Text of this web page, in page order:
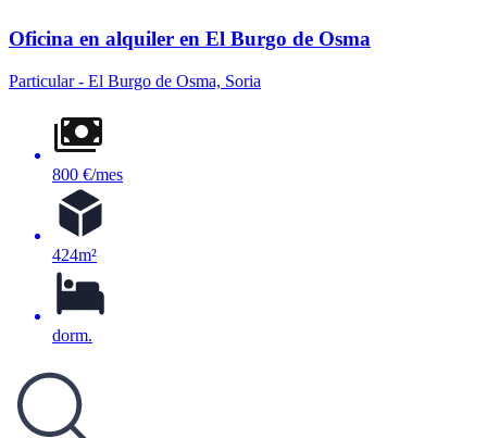
Oficina en alquiler en El Burgo de Osma
Particular - El Burgo de Osma, Soria
800 €/mes
424m²
dorm.